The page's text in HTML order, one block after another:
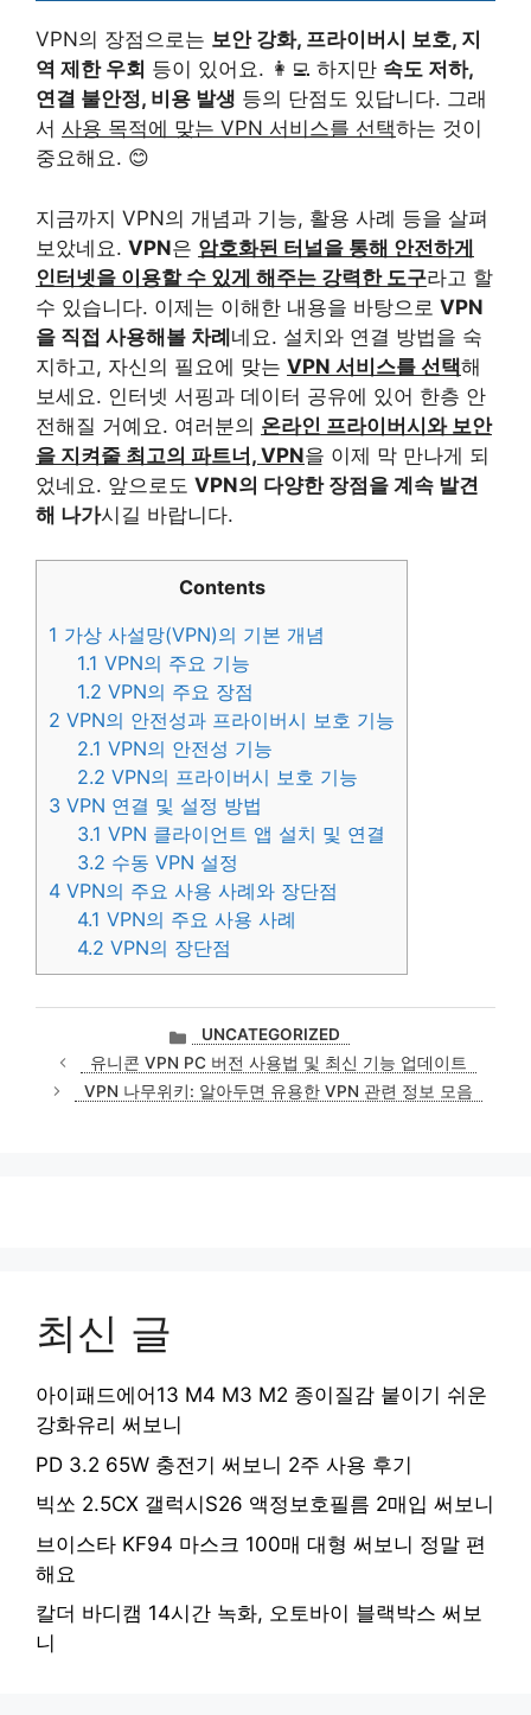
VPN의 장점으로는 보안 강화, 프라이버시 보호, 지
역 제한 우회 등이 있어요. 👩‍💻 하지만 속도 저하,
연결 불안정, 비용 발생 등의 단점도 있답니다. 그래
서 사용 목적에 맞는 VPN 서비스를 선택하는 것이
중요해요. 😊
지금까지 VPN의 개념과 기능, 활용 사례 등을 살펴
보았네요. VPN은 암호화된 터널을 통해 안전하게
인터넷을 이용할 수 있게 해주는 강력한 도구라고 할
수 있습니다. 이제는 이해한 내용을 바탕으로 VPN
을 직접 사용해볼 차례네요. 설치와 연결 방법을 숙
지하고, 자신의 필요에 맞는 VPN 서비스를 선택해
보세요. 인터넷 서핑과 데이터 공유에 있어 한층 안
전해질 거예요. 여러분의 온라인 프라이버시와 보안
을 지켜줄 최고의 파트너, VPN을 이제 막 만나게 되
었네요. 앞으로도 VPN의 다양한 장점을 계속 발견
해 나가시길 바랍니다.
Contents
1 가상 사설망(VPN)의 기본 개념
1.1 VPN의 주요 기능
1.2 VPN의 주요 장점
2 VPN의 안전성과 프라이버시 보호 기능
2.1 VPN의 안전성 기능
2.2 VPN의 프라이버시 보호 기능
3 VPN 연결 및 설정 방법
3.1 VPN 클라이언트 앱 설치 및 연결
3.2 수동 VPN 설정
4 VPN의 주요 사용 사례와 장단점
4.1 VPN의 주요 사용 사례
4.2 VPN의 장단점
카
테
고
리
UNCATEGORIZED
유니콘 VPN PC 버전 사용법 및 최신 기능 업데이트
VPN 나무위키: 알아두면 유용한 VPN 관련 정보 모음
최신 글
아이패드에어13 M4 M3 M2 종이질감 붙이기 쉬운
강화유리 써보니
PD 3.2 65W 충전기 써보니 2주 사용 후기
빅쏘 2.5CX 갤럭시S26 액정보호필름 2매입 써보니
브이스타 KF94 마스크 100매 대형 써보니 정말 편
해요
칼더 바디캠 14시간 녹화, 오토바이 블랙박스 써보
니